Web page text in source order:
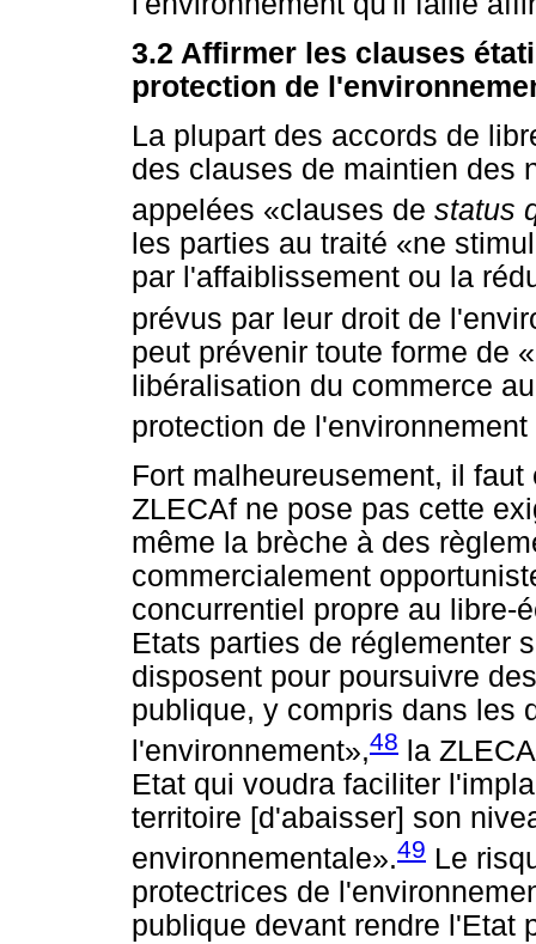
3.2 Affirmer les clauses
protection de
La plupart des accords de
des clauses de maintien des
appelées «clauses de status
les parties au traité «ne
par l'affaiblissement ou la
prévus par leur droit de
peut prévenir toute forme de
libéralisation du commerce
protection de
Fort malheureusement, il
ZLECAf ne pose pas cette
même la brèche à des
commercialement
concurrentiel propre au libre-
Etats parties de réglementer
disposent pour poursuivre
publique, y compris dans les
l'environnement»,48
la
Etat qui voudra faciliter
territoire [d'abaisser] son
environnementale».49 Le
protectrices de
publique devant rendre l'Etat